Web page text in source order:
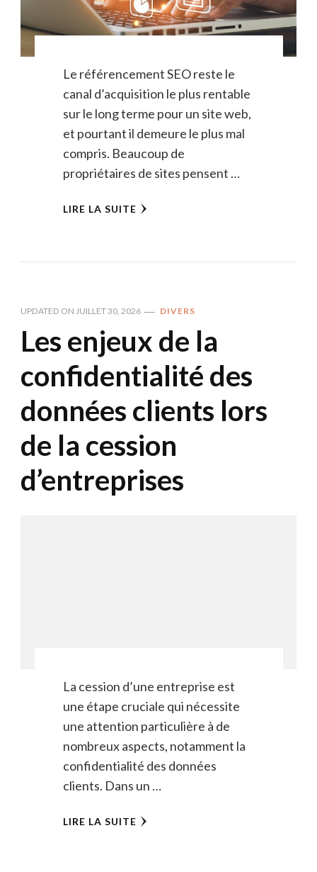
Le référencement SEO reste le
canal d’acquisition le plus rentable
sur le long terme pour un site web,
et pourtant il demeure le plus mal
compris. Beaucoup de
propriétaires de sites pensent …
LIRE LA SUITE
UPDATED ON JUILLET 30, 2026 DIVERS
Les enjeux de la
confidentialité des
données clients lors
de la cession
d’entreprises
La cession d’une entreprise est
une étape cruciale qui nécessite
une attention particulière à de
nombreux aspects, notamment la
confidentialité des données
clients. Dans un …
LIRE LA SUITE